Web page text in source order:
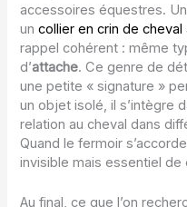
accessoires équestres.
uncollier en crin de cheval
rappel cohérent : même
d’attache. Ce genre de
une petite « signature »
un objet isolé, il s’intègre
relation au cheval dans
Quand le fermoir
invisible mais essentiel de
Au final, ce que l’on